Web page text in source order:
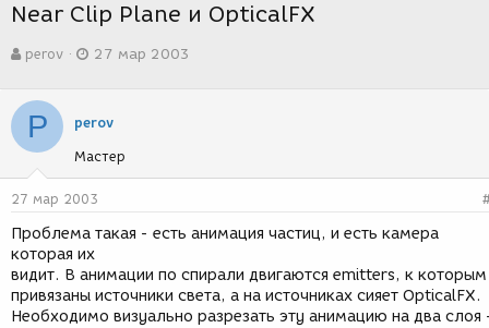
Near Clip Plane и OpticalFX
в
о
р
т
е
м
ы
perov
а
с
з
д
а
и
я
27 мар 2003
P perov
Мастер
27 мар 2003
Проблема такая - есть анимация частиц, и есть камера
которая их
видит. В анимации по спирали двигаются emitters, к которым
привязаны источники света, а на источниках сияет OpticalFX.
Необходимо визуально разрезать эту анимацию на два слоя